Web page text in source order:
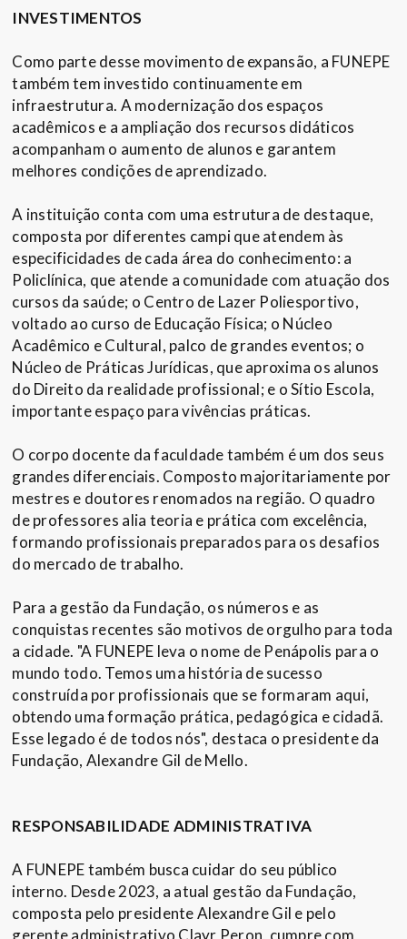
INVESTIMENTOS
Como parte desse movimento de expansão, a FUNEPE
também tem investido continuamente em
infraestrutura. A modernização dos espaços
acadêmicos e a ampliação dos recursos didáticos
acompanham o aumento de alunos e garantem
melhores condições de aprendizado.
A instituição conta com uma estrutura de destaque,
composta por diferentes campi que atendem às
especificidades de cada área do conhecimento: a
Policlínica, que atende a comunidade com atuação dos
cursos da saúde; o Centro de Lazer Poliesportivo,
voltado ao curso de Educação Física; o Núcleo
Acadêmico e Cultural, palco de grandes eventos; o
Núcleo de Práticas Jurídicas, que aproxima os alunos
do Direito da realidade profissional; e o Sítio Escola,
importante espaço para vivências práticas.
O corpo docente da faculdade também é um dos seus
grandes diferenciais. Composto majoritariamente por
mestres e doutores renomados na região. O quadro
de professores alia teoria e prática com excelência,
formando profissionais preparados para os desafios
do mercado de trabalho.
Para a gestão da Fundação, os números e as
conquistas recentes são motivos de orgulho para toda
a cidade. "A FUNEPE leva o nome de Penápolis para o
mundo todo. Temos uma história de sucesso
construída por profissionais que se formaram aqui,
obtendo uma formação prática, pedagógica e cidadã.
Esse legado é de todos nós", destaca o presidente da
Fundação, Alexandre Gil de Mello.
RESPONSABILIDADE ADMINISTRATIVA
A FUNEPE também busca cuidar do seu público
interno. Desde 2023, a atual gestão da Fundação,
composta pelo presidente Alexandre Gil e pelo
gerente administrativo Clayr Peron, cumpre com